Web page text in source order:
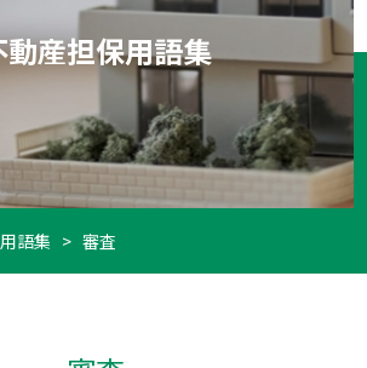
動産担保用語集
語集 > 審査